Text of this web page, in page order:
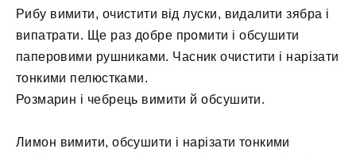
Рибу вимити, очистити від луски, видалити зябра і
випатрати. Ще раз добре промити і обсушити
паперовими рушниками. Часник очистити і нарізати
тонкими пелюстками.
Розмарин і чебрець вимити й обсушити.
Лимон вимити, обсушити і нарізати тонкими